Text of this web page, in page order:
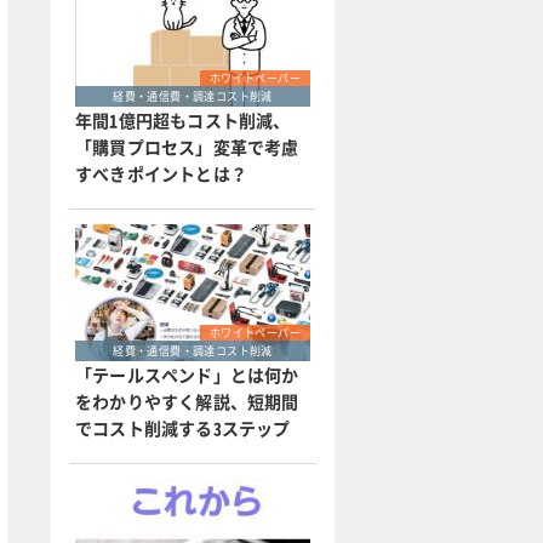
ホワイトペーパー
経費・通信費・調達コスト削減
年間1億円超もコスト削減、
「購買プロセス」変革で考慮
すべきポイントとは？
ホワイトペーパー
経費・通信費・調達コスト削減
「テールスペンド」とは何か
をわかりやすく解説、短期間
でコスト削減する3ステップ